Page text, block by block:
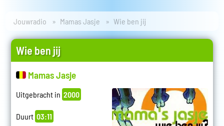
Jouwradio Mamas Jasje Wie ben jij
Wie ben jij
Mamas Jasje
Uitgebracht in 2000
Duurt 03:11